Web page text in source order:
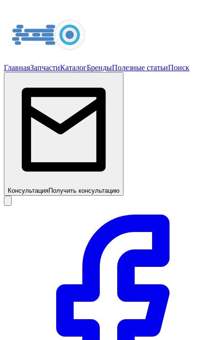
ГлавнаяЗапчастиКаталогБрендыПолезные статьиПоиск
КонсультацияПолучить консультацию